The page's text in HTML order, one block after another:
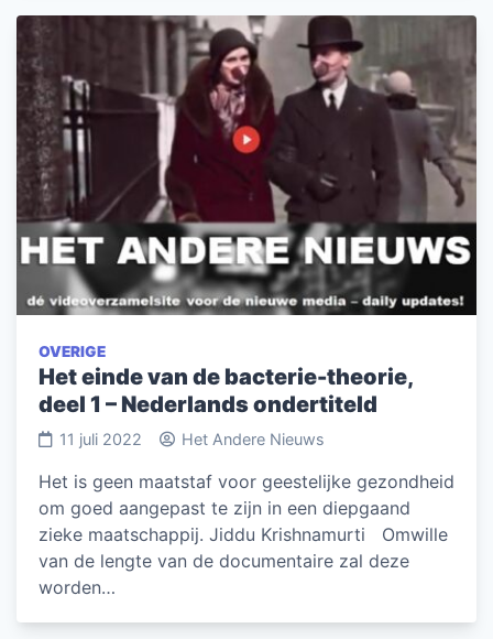
OVERIGE
Het einde van de bacterie-theorie,
deel 1 – Nederlands ondertiteld
11 juli 2022 Het Andere Nieuws
Het is geen maatstaf voor geestelijke gezondheid
om goed aangepast te zijn in een diepgaand
zieke maatschappij. Jiddu Krishnamurti Omwille
van de lengte van de documentaire zal deze
worden…